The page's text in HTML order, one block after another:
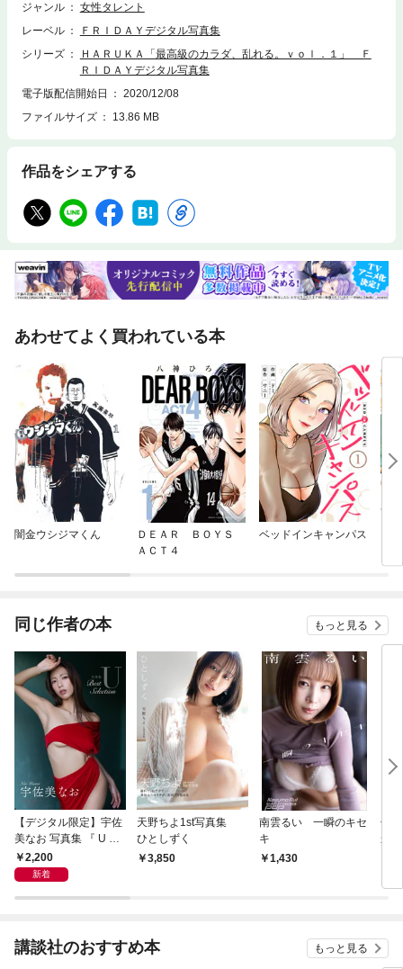
ジャンル
女性タレント
レーベル
ＦＲＩＤＡＹデジタル写真集
シリーズ
ＨＡＲＵＫＡ「最高級のカラダ、乱れる。ｖｏｌ．１」 Ｆ
ＲＩＤＡＹデジタル写真集
電子版配信開始日
2020/12/08
ファイルサイズ
13.86 MB
作品をシェアする
あわせてよく買われている本
闇金ウシジマくん
ＤＥＡＲ ＢＯＹＳ
ＡＣＴ４
ベッドインキャンパス
同じ作者の本 もっと見る
【デジタル限定】宇佐
美なお 写真集 『 U ～
Best Selection ～ 』
2,200
新着
天野ちよ1st写真集
ひとしずく
3,850
南雲るい 一瞬のキセ
キ
1,430
七
か
講談社のおすすめ本 もっと見る